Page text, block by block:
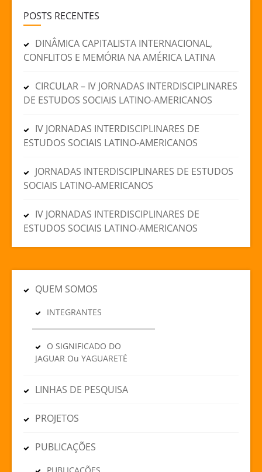
POSTS RECENTES
DINÂMICA CAPITALISTA INTERNACIONAL,
CONFLITOS E MEMÓRIA NA AMÉRICA LATINA
CIRCULAR – IV JORNADAS INTERDISCIPLINARES
DE ESTUDOS SOCIAiS LATINO-AMERICANOS
IV JORNADAS INTERDISCIPLINARES DE
ESTUDOS SOCIAIS LATINO-AMERICANOS
JORNADAS INTERDISCIPLINARES DE ESTUDOS
SOCIAIS LATINO-AMERICANOS
IV JORNADAS INTERDISCIPLINARES DE
ESTUDOS SOCIAIS LATINO-AMERICANOS
QUEM SOMOS
INTEGRANTES
O SIGNIFICADO DO
JAGUAR Ou YAGUARETÉ
LINHAS DE PESQUISA
PROJETOS
PUBLICAÇÕES